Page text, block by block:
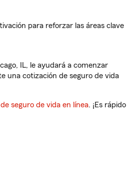
para reforzar las áreas clave
IL, le ayudará a comenzar
una cotización de seguro de vida
seguro de vida en línea. ¡Es rápido